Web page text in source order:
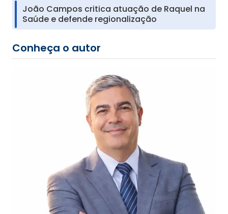
João Campos critica atuação de Raquel na
Saúde e defende regionalização
Conheça o autor